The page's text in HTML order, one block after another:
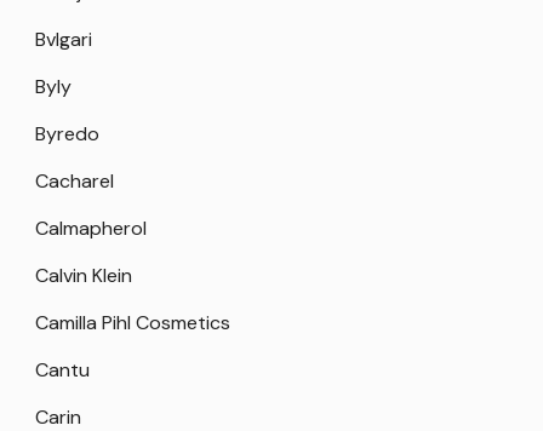
Bvlgari
Byly
Byredo
Cacharel
Calmapherol
Calvin Klein
Camilla Pihl Cosmetics
Cantu
Carin